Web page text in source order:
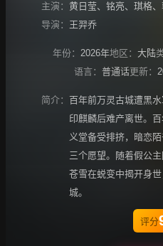
主演： 黄日莹、 铭亮、 琪格、
导演： 王羿乔
年份： 2026年地区： 大陆
语言： 普通话更新：
简介： 百年前万灵古城遭黑
印麒麟后难产离世。
义堂备受排挤，暗恋
三个愿望。随着假公
苍雪在蜕变中揭开身
城。
评分